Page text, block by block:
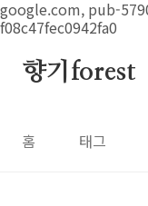
google.com, pub-
f08c47fec0942fa0
본문 바로가기
향기forest
홈 태그